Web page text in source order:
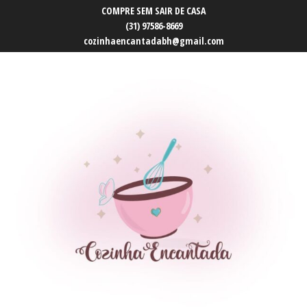
COMPRE SEM SAIR DE CASA
(31) 97586-8669
cozinhaencantadabh@gmail.com